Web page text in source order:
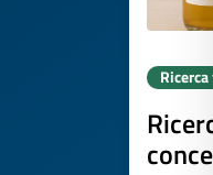
Ricerca